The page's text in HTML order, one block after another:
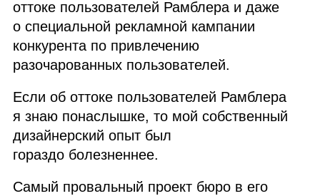
оттоке пользователей Рамблера и даже
о специальной рекламной кампании
конкурента по привлечению
разочарованных пользователей.
Если об оттоке пользователей Рамблера
я знаю понаслышке, то мой собственный
дизайнерский опыт был
гораздо болезненнее.
Самый провальный проект бюро в его